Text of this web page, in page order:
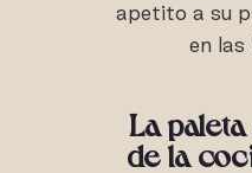
apetito a su
en las
La
de la